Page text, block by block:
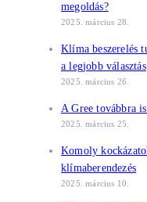
megoldás?
2025. március 28.
Klíma beszerelés
a legjobb választás
2025. március 26.
A Gree továbbra
2025. március 25.
Komoly
klímaberendezés
2025. március 10.